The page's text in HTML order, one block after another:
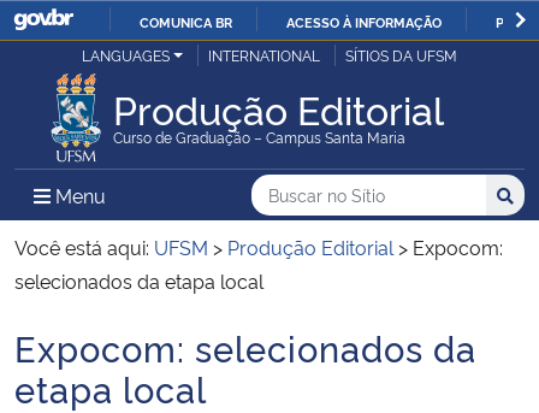
IR
O
COMUNICA BR ACESSO À INFORMAÇÃO
Ministério da Justiça e Segurança Pública
Ministério da Defesa
Ministério das Relações Exteriores
Ministério da Infraestrutura
LANGUAGES INTERNATIONAL SÍTIOS DA UFSM
Produção Editorial
Curso de Graduação – Campus Santa Maria
Menu Menu Principal do Sítio
Busca
Buscar no no Sítio
Busca:
Você está aqui: UFSM > Produção Editorial > Expocom:
selecionados da etapa local
Início do conteúdo
Expocom: selecionados da
etapa local